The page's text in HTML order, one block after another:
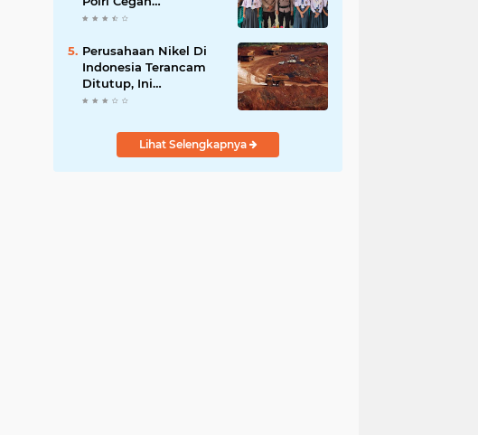
Radikalisme di
Perusahaan Nikel Di
Indonesia Terancam
Ditutup, Ini
Pernyataan Luhut
Lihat Selengkapnya